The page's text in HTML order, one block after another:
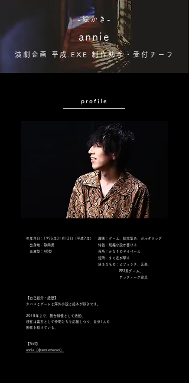
-絵かき-
annie
演劇企画 平成.EXE 制作助手・受付チーフ
profile
​生年月日：1995年01月12日（平成7年）
出身地：静岡県
血液型：AB型
趣味：ゲーム、絵本集め、ボルダリング
特技：短編小説が書ける
長所：かなりのマイペース
短所：すぐ足が攣る
​好きなもの：カフェラテ、音楽、
FPS系ゲーム、
アンティーク家具
【自己紹介・経歴】
タバコとゲームと海外小説と絵本が好きです。
2018年まで、舞台俳優として活動。
現在は裏方として仲間たちを応援しつつ、自分1人の
創作を続けている。
【SNS】
​annie（＠anniethecurr）